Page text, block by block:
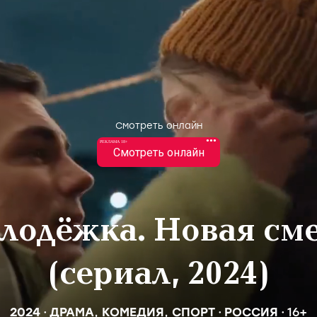
Смотреть онлайн
•••
РЕКЛАМА 18+
Смотреть онлайн
Новая
(сериал, 2024)
2024 ДРАМА, КОМЕДИЯ, СПОРТ РОССИЯ 16+